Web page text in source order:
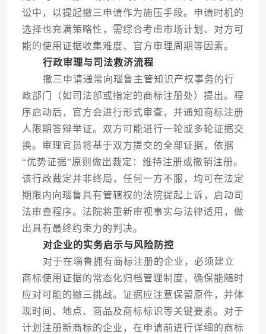
讼中，以提起撤三申请作为施压手段。申请时机的
选择也充满策略性，需综合考虑市场计划、对方可
能的使用证据收集难度、官方审理周期等因素。
行政审理与司法救济流程
撤三申请通常向瑙鲁主管知识产权事务的行
政部门（如司法部或指定的商标注册处）提出。程
序启动后，官方会进行形式审查，并通知商标注册
人限期答辩举证。双方可能进行一轮或多轮证据交
换。审理官员将基于双方提交的全部证据，依据
“优势证据”原则做出裁定：维持注册或撤销注册。
该行政裁定并非终局，任何一方不服，均可在法定
期限内向瑙鲁具有管辖权的法院提起上诉，启动司
法审查程序。法院将重新审视事实与法律适用，做
出具有最终约束力的判决。
对企业的实务启示与风险防控
对于在瑙鲁拥有商标注册的企业，必须建立
商标使用证据的常态化归档管理制度，确保能随时
应对可能的撤三挑战。证据应注意保留原件，并体
现时间、地点、商品及商标标识等关键要素。对于
计划注册新商标的企业，在申请前进行详细的商标